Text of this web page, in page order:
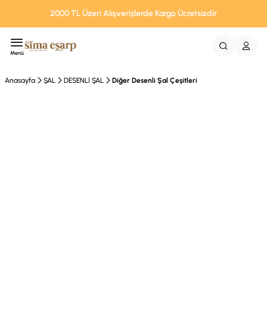
2000 TL Üzeri Alışverişlerde Kargo Ücretsizdir
Menü
Anasayfa ŞAL DESENLİ ŞAL Diğer Desenli Şal Çeşitleri